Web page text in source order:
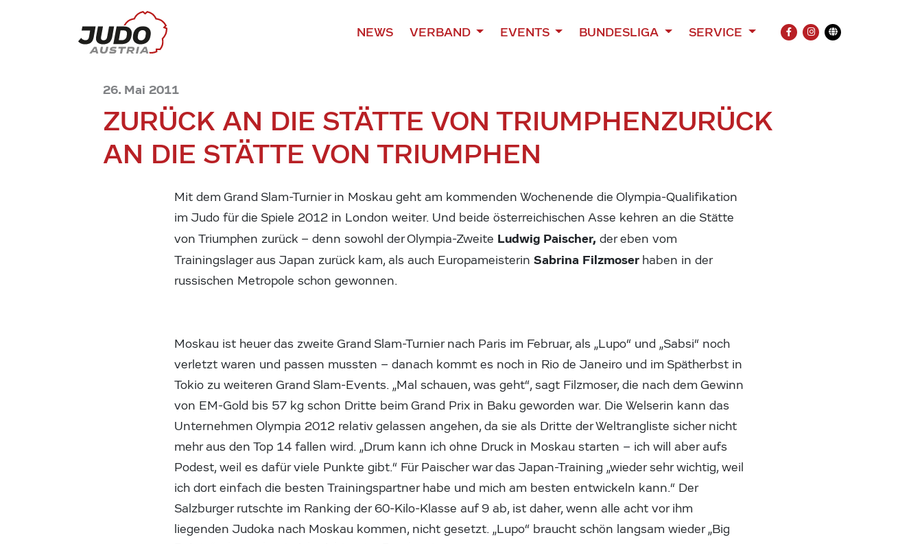
NEWS VERBAND EVENTS BUNDESLIGA SERVICE
FACEBOOK
INSTAGRAM
Übersetzung
26. Mai 2011
ZURÜCK AN DIE STÄTTE VON TRIUMPHENZURÜCK
AN DIE STÄTTE VON TRIUMPHEN
Mit dem Grand Slam-Turnier in Moskau geht am kommenden Wochenende die Olympia-Qualifikation
im Judo für die Spiele 2012 in London weiter. Und beide österreichischen Asse kehren an die Stätte
von Triumphen zurück – denn sowohl der Olympia-Zweite Ludwig Paischer, der eben vom
Trainingslager aus Japan zurück kam, als auch EuropameisterinSabrina Filzmoser haben in der
russischen Metropole schon gewonnen.
Moskau ist heuer das zweite Grand Slam-Turnier nach Paris im Februar, als „Lupo“ und „Sabsi“ noch
verletzt waren und passen mussten – danach kommt es noch in Rio de Janeiro und im Spätherbst in
Tokio zu weiteren Grand Slam-Events. „Mal schauen, was geht“, sagt Filzmoser, die nach dem Gewinn
von EM-Gold bis 57 kg schon Dritte beim Grand Prix in Baku geworden war. Die Welserin kann das
Unternehmen Olympia 2012 relativ gelassen angehen, da sie als Dritte der Weltrangliste sicher nicht
mehr aus den Top 14 fallen wird. „Drum kann ich ohne Druck in Moskau starten – ich will aber aufs
Podest, weil es dafür viele Punkte gibt.“ Für Paischer war das Japan-Training „wieder sehr wichtig, weil
ich dort einfach die besten Trainingspartner habe und mich am besten entwickeln kann.“ Der
Salzburger rutschte im Ranking der 60-Kilo-Klasse auf 9 ab, ist daher, wenn alle acht vor ihm
liegenden Judoka nach Moskau kommen, nicht gesetzt. „Lupo“ braucht schön langsam wieder „Big